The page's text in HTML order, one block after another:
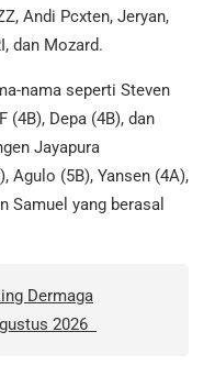
Andi Pcxten, Jeryan,
dan Mozard.
nama seperti Steven
(4B), Depa (4B), dan
Jayapura
Agulo (5B), Yansen (4A),
Samuel yang berasal
Dermaga
2026